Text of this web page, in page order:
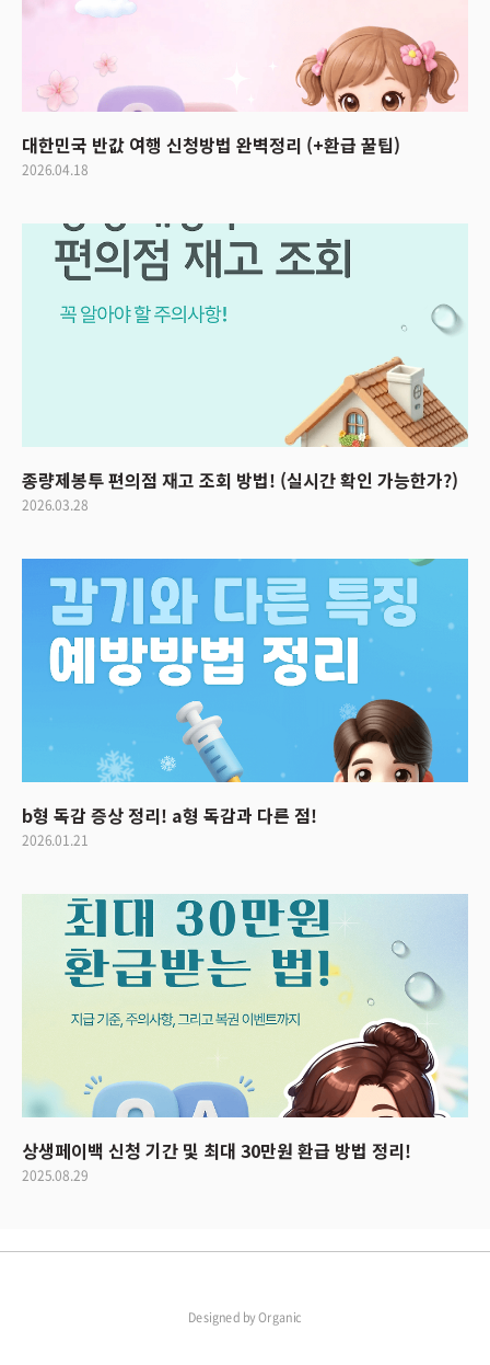
대한민국 반값 여행 신청방법 완벽정리 (+환급 꿀팁)
2026.04.18
종량제봉투 편의점 재고 조회 방법! (실시간 확인 가능한가?)
2026.03.28
b형 독감 증상 정리! a형 독감과 다른 점!
2026.01.21
상생페이백 신청 기간 및 최대 30만원 환급 방법 정리!
2025.08.29
Designed byOrganic